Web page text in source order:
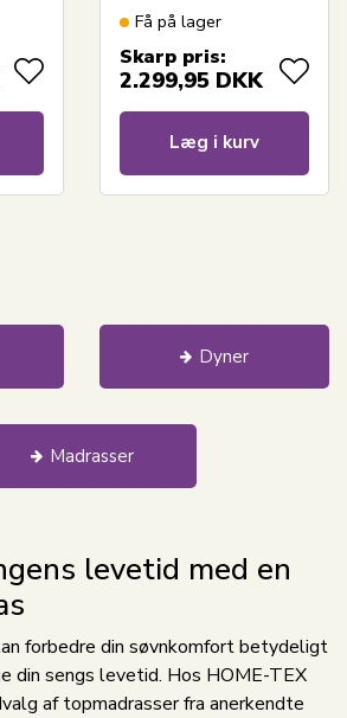
-
Living - Ergonomisk
Få på lager
Skarp pris:
2.299,95 DKK
Læg i kurv
Dyner
Madrasser
levetid med en
forbedre din søvnkomfort betydeligt
din sengs levetid. Hos HOME-TEX
af topmadrasser fra anerkendte